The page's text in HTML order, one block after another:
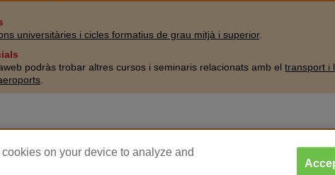
universitàries i cicles formatius de grau mitjà i superior.
podràs trobar altres cursos i seminaris relacionats amb el transport i
on your device to analyze and